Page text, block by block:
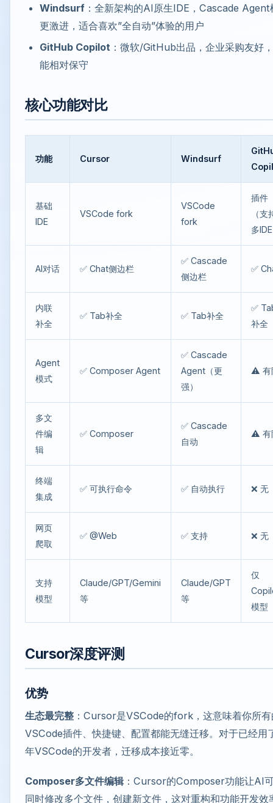
Windsurf ：全新架构的AI原生IDE，Cascade Agent
更激进，适合喜欢”全自动”体验的用户
GitHub Copilot ：微软/GitHub出品，企业采购友好
能相对保守
核心功能对比
功能 Cursor Windsurf
基础
IDE
VSCode fork
VSCode
fork
插件
（支
多
AI对话 ✅ Chat侧边栏
✅ Cascade
侧边栏
✅
内联
补全
✅ Tab补全 ✅ Tab补全
✅
补全
Agent
模式
✅ Composer Agent
✅ Cascade
Agent（更
强）
⚠️ 有
多文
件编
辑
✅ Composer
✅ Cascade
自动
⚠️ 有
终端
集成
✅ 可执行命令 ✅ 自动执行 ❌ 无
网页
爬取
✅ @Web ✅ 支持 ❌ 无
支持
模型
Claude/GPT/Gemini
等
Claude/GPT
等
仅
模型
Cursor深度评测
优势
生态最完整 ：Cursor是VSCode的fork，这意味着你所
VSCode插件、快捷键、配置都能无缝迁移。对于已经用
年VSCode的开发者，迁移成本接近零。
Composer多文件编辑：Cursor的Composer功能让AI
同时修改多个文件，创建新文件，这对重构和功能开发效